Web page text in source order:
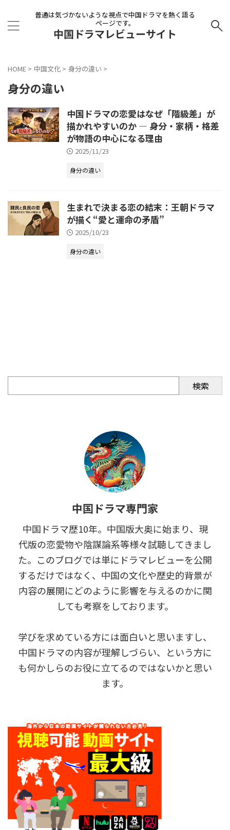
普通は気づかないような視点で中国ドラマを熱く語る
ページです。
中国ドラマレビューサイト
HOME > 中国文化 > 身分の違い >
身分の違い
中国ドラマの恋愛はなぜ「階級差」が
描かれやすいのか ― 身分・家柄・格差
が物語の中心になる理由
2025/11/23
身分の違い
生まれで決まる恋の結末：王朝ドラマ
が描く“愛と運命の矛盾”
2025/10/23
身分の違い
検索
中国ドラマ専門家
中国ドラマ歴10年。中国版大奥に始まり、現
代版の恋愛物や陰謀論系等様々試聴してきまし
た。このブログでは単にドラマレビューを公開
するだけではなく、中国の文化や歴史的背景が
内容の展開にどのように影響を与えるのかに関
しても考察をしております。
学びを求めている方には面白いと思いますし、
中国ドラマの内容が理解しづらい、という方に
も何かしらのお役に立てるのではないかと思い
ます。